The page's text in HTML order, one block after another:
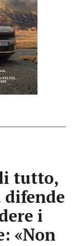
tutto,
difende
i
«Non